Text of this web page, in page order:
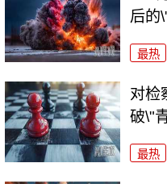
后的
最热
对检
破\"
最热